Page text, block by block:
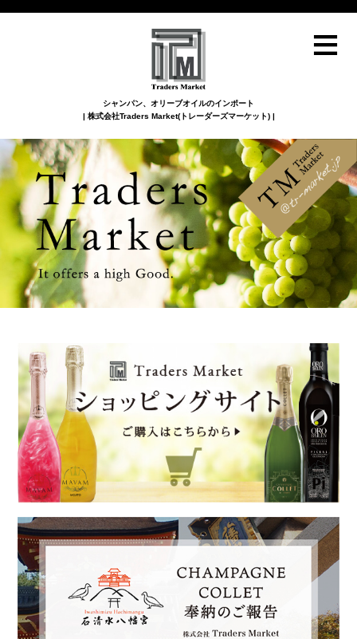
≡
シャンパン、オリーブオイルのインポート
| 株式会社Traders Market(トレーダーズマーケット) |